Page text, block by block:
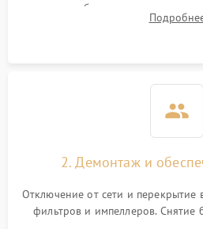
жалоб на отсутствие слива,
разбрызгивателей или
2. Демонтаж и
Отключение от сети и перекрытие
фильтров и импеллеров. Снятие